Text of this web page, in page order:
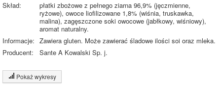
Skład:
płatki zbożowe z pełnego ziarna 96,9% (jęczmienne,
ryżowe), owoce liofilizowane 1,8% (wiśnia, truskawka,
malina), zagęszczone soki owocowe (jabłkowy, wiśniowy),
aromat naturalny.
Informacje: Zawiera gluten. Może zawierać śladowe ilości soi oraz mleka.
Producent:
Sante A Kowalski Sp. j.
Pokaż wykresy